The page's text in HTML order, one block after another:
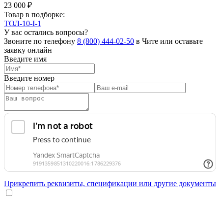
23 000 ₽
Товар в подборке:
ТОЛ-10-I-1
У вас остались вопросы?
Звоните по телефону 8 (800) 444-02-50 в Чите или оставьте
заявку онлайн
Введите имя
Введите номер
Прикрепить реквизиты, спецификации или другие документы